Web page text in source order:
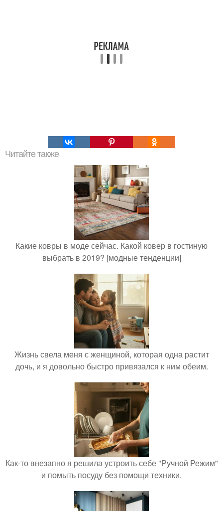
Читайте также
Какие ковры в моде сейчас. Какой ковер в гостиную
выбрать в 2019? [модные тенденции]
Жизнь свела меня с женщиной, которая одна растит
дочь, и я довольно быстро привязался к ним обеим.
Как-то внезапно я решила устроить себе "Ручной Режим"
и помыть посуду без помощи техники.